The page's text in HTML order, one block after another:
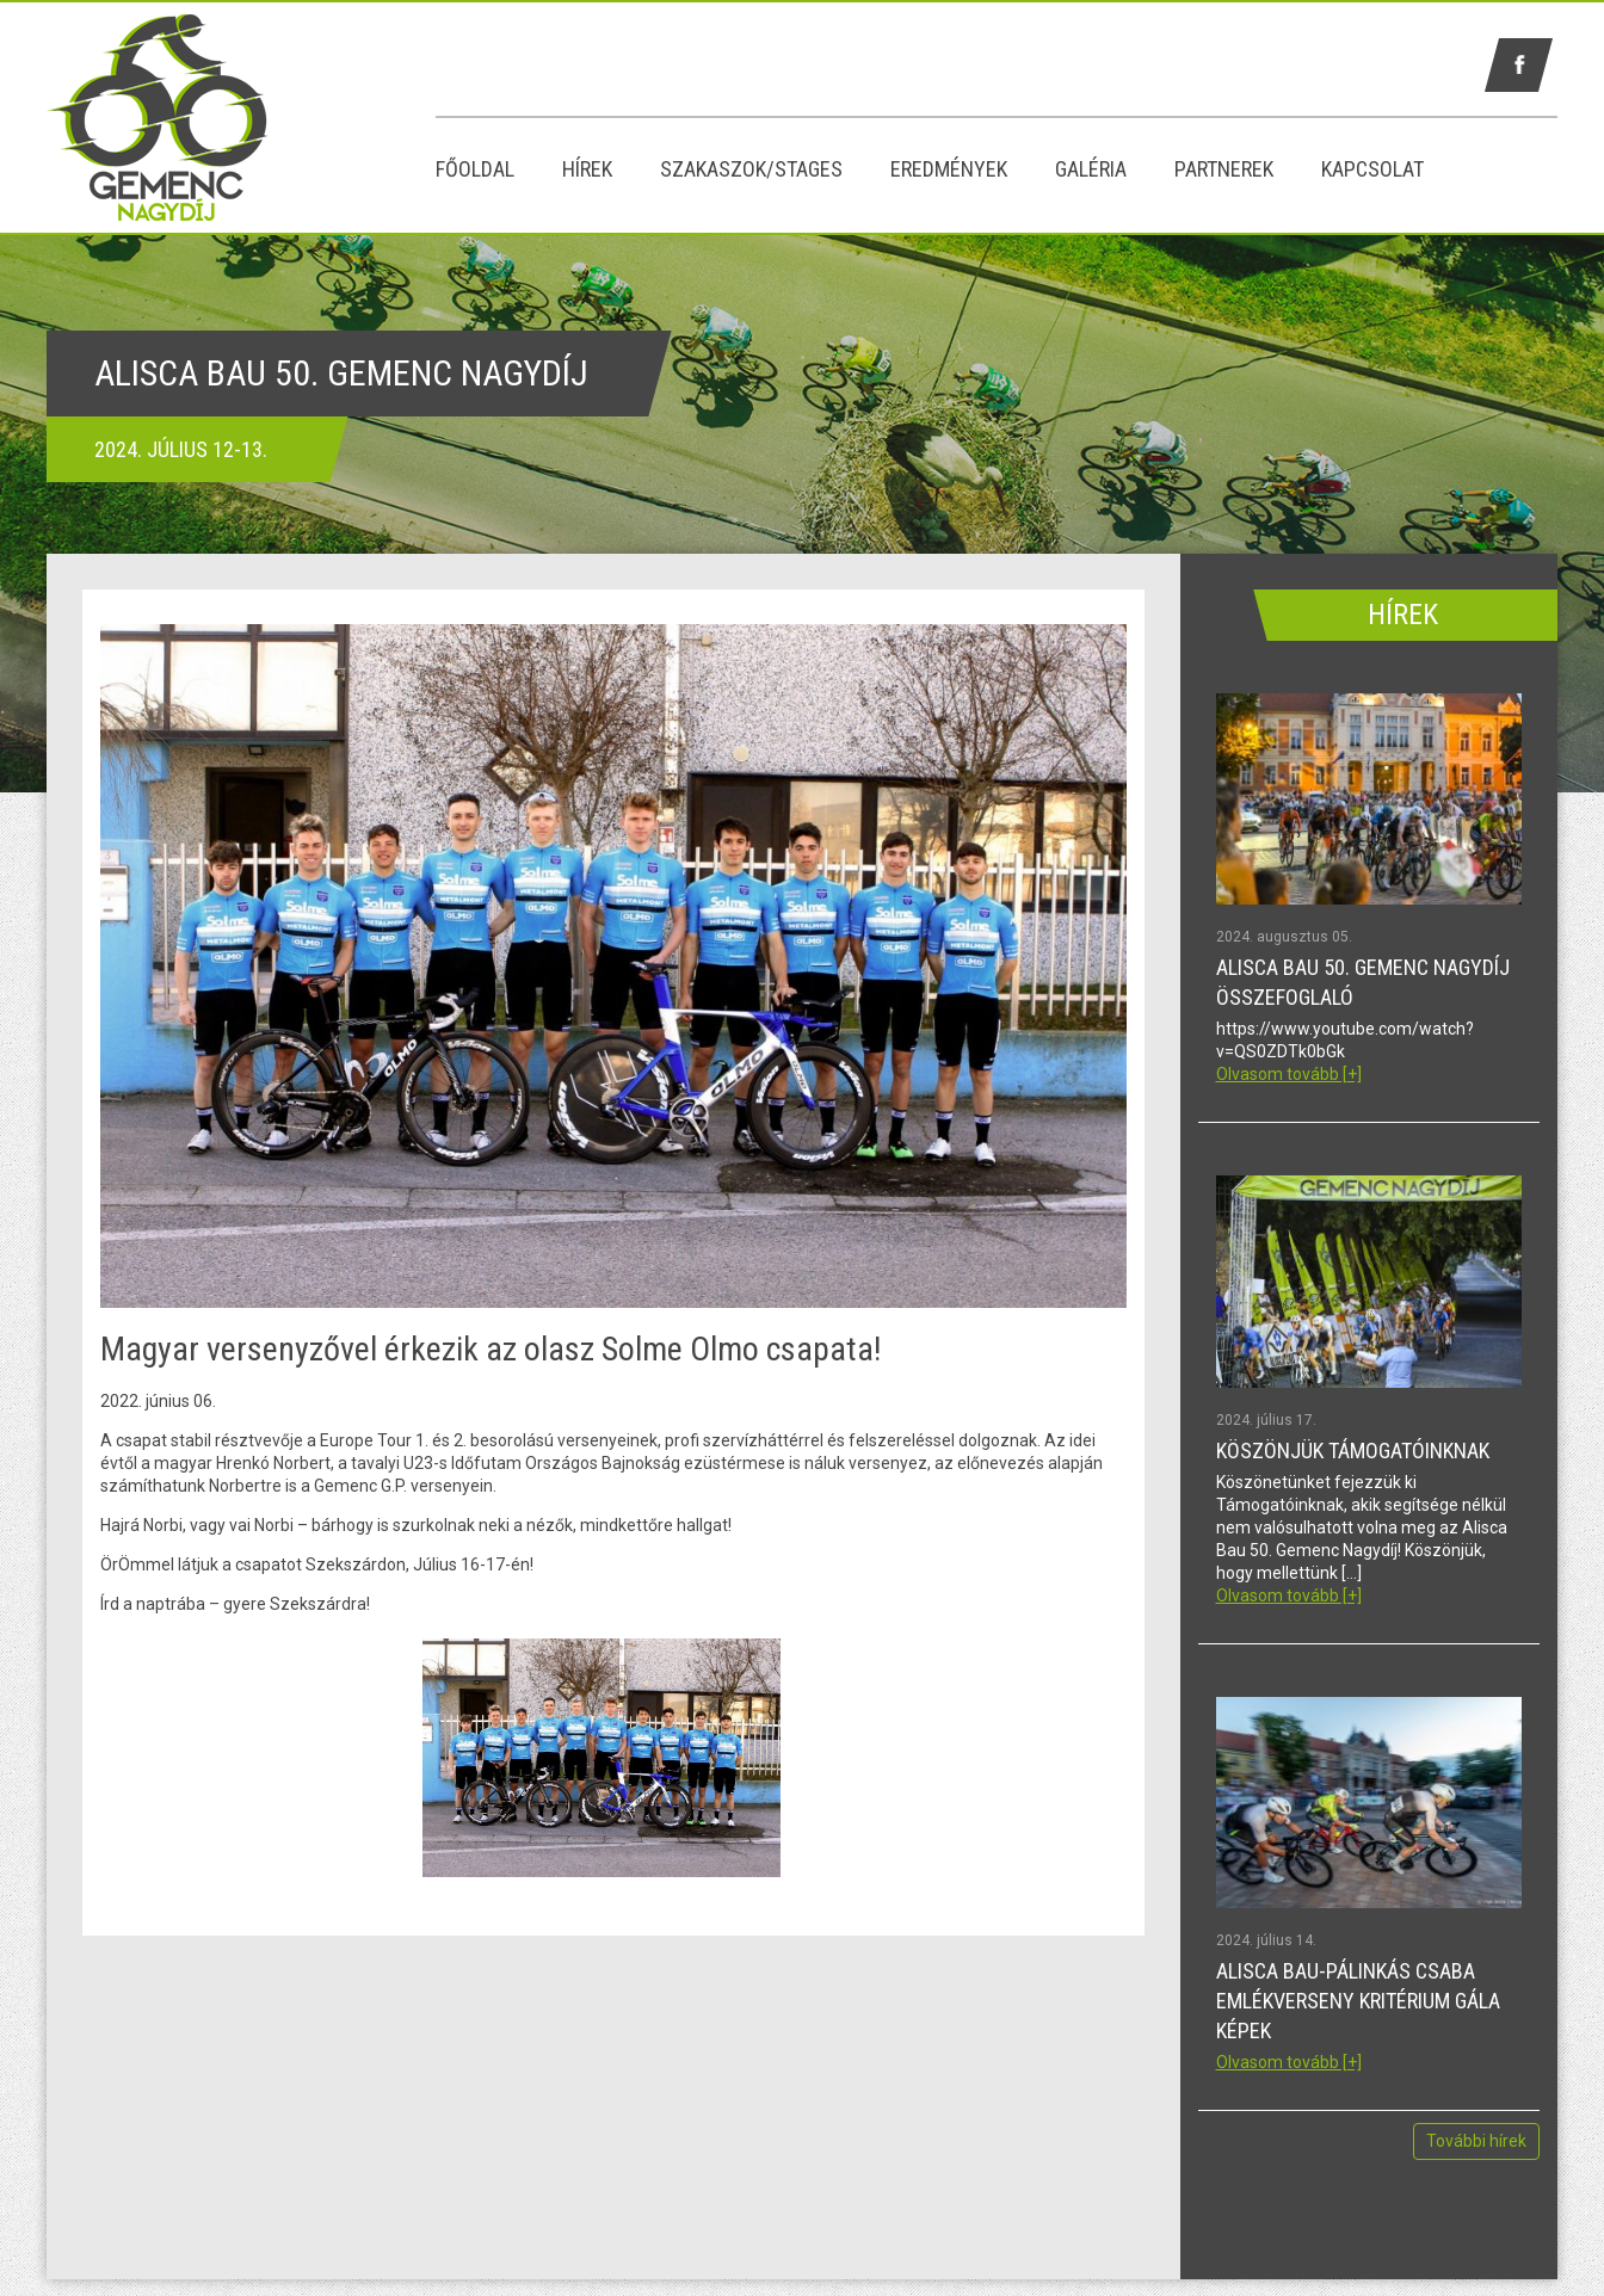
FŐOLDAL HÍREK SZAKASZOK/STAGES EREDMÉNYEK GALÉRIA PARTNEREK KAPCSOLAT
ALISCA BAU 50. GEMENC NAGYDÍJ
2024. JÚLIUS 12-13.
Magyar versenyzővel érkezik az olasz Solme Olmo csapata!
2022. június 06.
A csapat stabil résztvevője a Europe Tour 1. és 2. besorolású versenyeinek, profi szervízháttérrel és felszereléssel dolgoznak. Az idei
évtől a magyar Hrenkó Norbert, a tavalyi U23-s Időfutam Országos Bajnokság ezüstérmese is náluk versenyez, az előnevezés alapján
számíthatunk Norbertre is a Gemenc G.P. versenyein.
Hajrá Norbi, vagy vai Norbi – bárhogy is szurkolnak neki a nézők, mindkettőre hallgat!
ÖrÖmmel látjuk a csapatot Szekszárdon, Július 16-17-én!
Írd a naptrába – gyere Szekszárdra!
HÍREK
2024. augusztus 05.
ALISCA BAU 50. GEMENC NAGYDÍJ
ÖSSZEFOGLALÓ
https://www.youtube.com/watch?
v=QS0ZDTk0bGk
Olvasom tovább [+]
2024. július 17.
KÖSZÖNJÜK TÁMOGATÓINKNAK
Köszönetünket fejezzük ki
Támogatóinknak, akik segítsége nélkül
nem valósulhatott volna meg az Alisca
Bau 50. Gemenc Nagydíj! Köszönjük,
hogy mellettünk […]
Olvasom tovább [+]
2024. július 14.
ALISCA BAU-PÁLINKÁS CSABA
EMLÉKVERSENY KRITÉRIUM GÁLA
KÉPEK
Olvasom tovább [+]
További hírek